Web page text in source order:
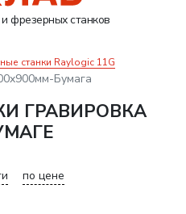
фрезерных станков
станки Raylogic 11G
Бумага
ГРАВИРОВКА
по цене